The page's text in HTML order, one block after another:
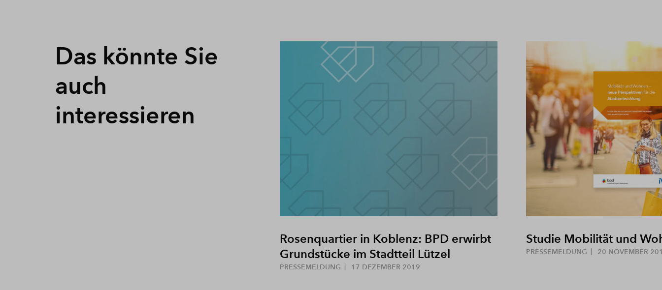
Das könnte Sie
auch
interessieren
Rosenquartier in Koblenz: BPD erwirbt
Grundstücke im Stadtteil Lützel
PRESSEMELDUNG 17 DEZEMBER 2019
Studie Mobilität und
PRESSEMELDUNG 20 NOVEMBER